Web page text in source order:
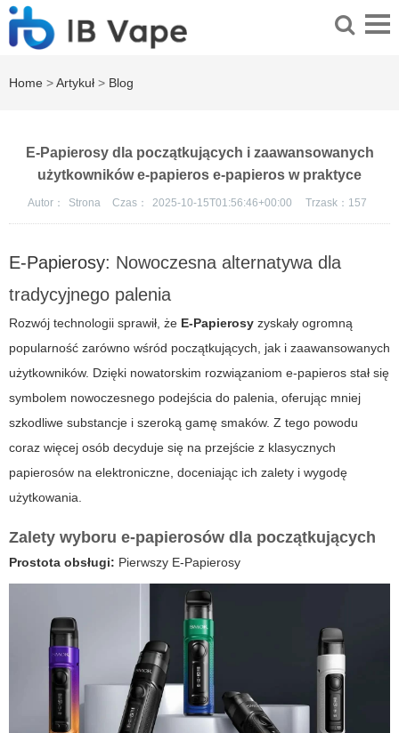
Home >Artykuł > Blog
E-Papierosy dla początkujących i zaawansowanych
użytkowników e-papieros e-papieros w praktyce
Autor： Strona Czas： 2025-10-15T01:56:46+00:00 Trzask： 157
E-Papierosy: Nowoczesna alternatywa dla
tradycyjnego palenia
Rozwój technologii sprawił, że E-Papierosy zyskały ogromną
popularność zarówno wśród początkujących, jak i zaawansowanych
użytkowników. Dzięki nowatorskim rozwiązaniom e-papieros stał się
symbolem nowoczesnego podejścia do palenia, oferując mniej
szkodliwe substancje i szeroką gamę smaków. Z tego powodu
coraz więcej osób decyduje się na przejście z klasycznych
papierosów na elektroniczne, doceniając ich zalety i wygodę
użytkowania.
Zalety wyboru e-papierosów dla początkujących
Prostota obsługi: Pierwszy E-Papierosy